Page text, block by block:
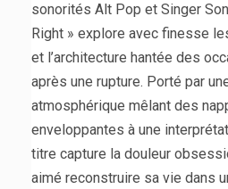
sonorités Alt Pop et Singer
Right » explore avec finesse
et l’architecture hantée des
après une rupture. Porté par
atmosphérique mêlant des
enveloppantes à une
titre capture la douleur
aimé reconstruire sa vie dans